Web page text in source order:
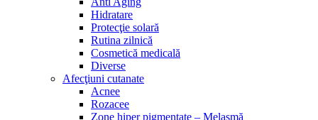
Hidratare
Protecţie solară
Rutina zilnică
Cosmetică medicală
Diverse
Afecţiuni cutanate
Acnee
Rozacee
Zone hiper pigmentate – Melasmă